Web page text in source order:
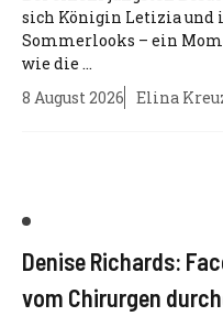
sich Königin Letizia
Sommerlooks – ein
wie die ...
8 August 2026
Elina
Denise Richards:
vom Chirurgen